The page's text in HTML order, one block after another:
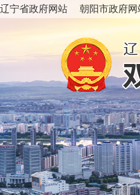
辽宁省政府网站 朝阳市政府网